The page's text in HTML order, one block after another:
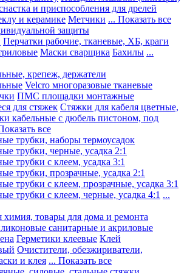
и приспособления для дрелей
и керамике Метчики ... Показать все
защиты
Перчатки рабочие, тканевые, ХБ, краги
Маски сварщика Бахилы ...
крепеж, держатели
Velcro многоразовые тканевые
ПМС площадки монтажные
для стяжек Стяжки для кабеля цветные,
кабельные с дюбель пистоном, под
все
трубки, наборы термоусадок
трубки, черные, усадка 2:1
трубки с клеем, усадка 3:1
трубки, прозрачные, усадка 2:1
трубки с клеем, прозрачные, усадка 3:1
трубки с клеем, черные, усадка 4:1 ...
химия, товары для дома и ремонта
санитарные и акриловые
Герметики клеевые Клей
Очистители, обезжириватели,
и клея ... Показать все